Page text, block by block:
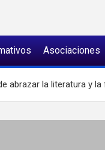
Asociaciones
abrazar la literatura y